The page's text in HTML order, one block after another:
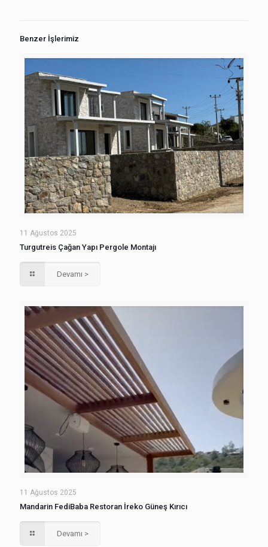
Benzer İşlerimiz
11 Ağustos 2025
Turgutreis Çağan Yapı Pergole Montajı
Devamı >
11 Ağustos 2025
Mandarin FediBaba Restoran İreko Güneş Kırıcı
Devamı >